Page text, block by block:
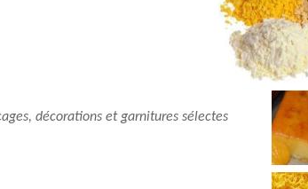
décorations et garnitures sélectes